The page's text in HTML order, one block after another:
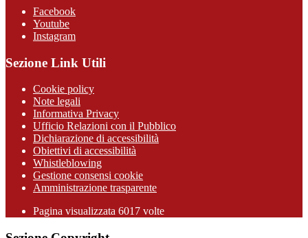
Facebook
Youtube
Instagram
Sezione Link Utili
Cookie policy
Note legali
Informativa Privacy
Ufficio Relazioni con il Pubblico
Dichiarazione di accessibilità
Obiettivi di accessibilità
Whistleblowing
Gestione consensi cookie
Amministrazione trasparente
Pagina visualizzata 6017 volte